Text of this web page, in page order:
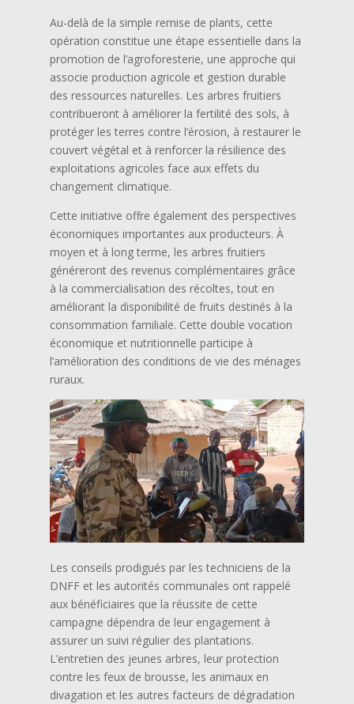
Au-delà de la simple remise de plants, cette
opération constitue une étape essentielle dans la
promotion de l’agroforesterie, une approche qui
associe production agricole et gestion durable
des ressources naturelles. Les arbres fruitiers
contribueront à améliorer la fertilité des sols, à
protéger les terres contre l’érosion, à restaurer le
couvert végétal et à renforcer la résilience des
exploitations agricoles face aux effets du
changement climatique.
Cette initiative offre également des perspectives
économiques importantes aux producteurs. À
moyen et à long terme, les arbres fruitiers
généreront des revenus complémentaires grâce
à la commercialisation des récoltes, tout en
améliorant la disponibilité de fruits destinés à la
consommation familiale. Cette double vocation
économique et nutritionnelle participe à
l’amélioration des conditions de vie des ménages
ruraux.
Les conseils prodigués par les techniciens de la
DNFF et les autorités communales ont rappelé
aux bénéficiaires que la réussite de cette
campagne dépendra de leur engagement à
assurer un suivi régulier des plantations.
L’entretien des jeunes arbres, leur protection
contre les feux de brousse, les animaux en
divagation et les autres facteurs de dégradation